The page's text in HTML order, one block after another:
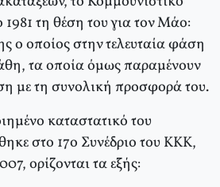
τη θέση του για τον Μάο:
ο οποίος στην τελευταία φάση
τα οποία όμως παραμένουν
με τη συνολική προσφορά του.
καταστατικό του
στο 17ο Συνέδριο του ΚΚΚ,
ορίζονται τα εξής: